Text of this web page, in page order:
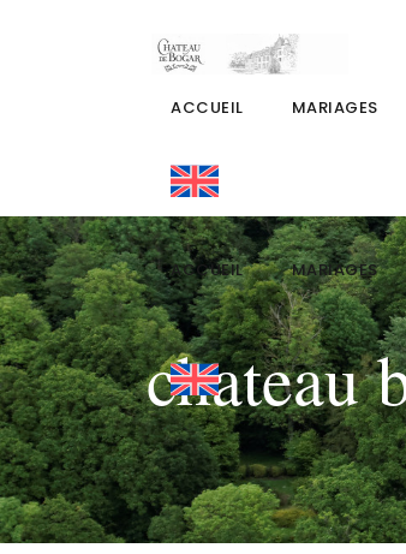
ACCUEIL MARIAGES
ACCUEIL MARIAGES
chateau